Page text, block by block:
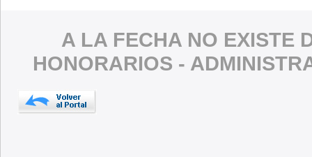
A LA FECHA NO EXISTE
HONORARIOS -